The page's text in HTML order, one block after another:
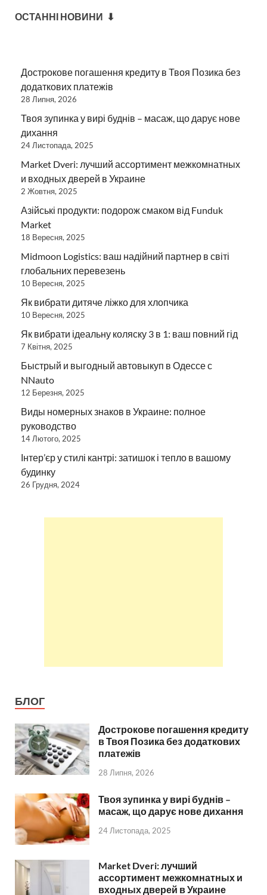
ОСТАННІ НОВИНИ ⬇
Дострокове погашення кредиту в Твоя Позика без
додаткових платежів
28 Липня, 2026
Твоя зупинка у вирі буднів – масаж, що дарує нове
дихання
24 Листопада, 2025
Market Dveri: лучший ассортимент межкомнатных
и входных дверей в Украине
2 Жовтня, 2025
Азійські продукти: подорож смаком від Funduk
Market
18 Вересня, 2025
Midmoon Logistics: ваш надійний партнер в світі
глобальних перевезень
10 Вересня, 2025
Як вибрати дитяче ліжко для хлопчика
10 Вересня, 2025
Як вибрати ідеальну коляску 3 в 1: ваш повний гід
7 Квітня, 2025
Быстрый и выгодный автовыкуп в Одессе с
NNauto
12 Березня, 2025
Виды номерных знаков в Украине: полное
руководство
14 Лютого, 2025
Інтер’єр у стилі кантрі: затишок і тепло в вашому
будинку
26 Грудня, 2024
БЛОГ
Дострокове погашення кредиту
в Твоя Позика без додаткових
платежів
28 Липня, 2026
Твоя зупинка у вирі буднів –
масаж, що дарує нове дихання
24 Листопада, 2025
Market Dveri: лучший
ассортимент межкомнатных и
входных дверей в Украине